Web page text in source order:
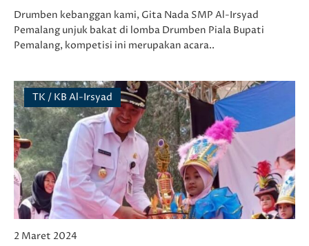
Drumben kebanggan kami, Gita Nada SMP Al-Irsyad
Pemalang unjuk bakat di lomba Drumben Piala Bupati
Pemalang, kompetisi ini merupakan acara..
TK / KB Al-Irsyad
2 Maret 2024